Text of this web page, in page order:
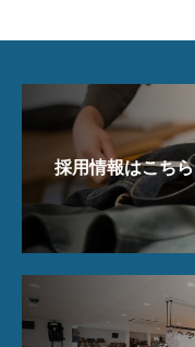
採用情報はこちら